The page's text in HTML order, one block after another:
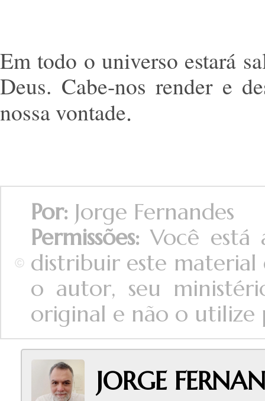
Em todo o universo estará
Deus. Cabe-nos render e
nossa vontade.
Por: Jorge Fernandes
Permissões: Você está
distribuir este
o autor, seu
original e não o utilize
JORGE